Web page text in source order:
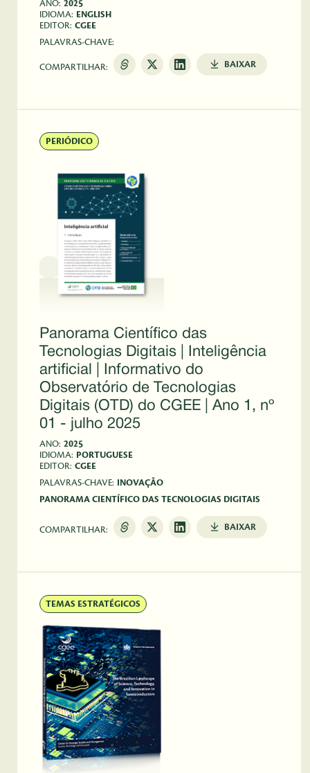
ANO: 2025
IDIOMA: ENGLISH
EDITOR: CGEE
PALAVRAS-CHAVE:
COMPARTILHAR: BAIXAR
PERIÓDICO
Panorama Científico das
Tecnologias Digitais | Inteligência
artificial | Informativo do
Observatório de Tecnologias
Digitais (OTD) do CGEE | Ano 1, nº
01 - julho 2025
ANO: 2025
IDIOMA: PORTUGUESE
EDITOR: CGEE
PALAVRAS-CHAVE:
INOVAÇÃO
PANORAMA CIENTÍFICO DAS TECNOLOGIAS DIGITAIS
COMPARTILHAR: BAIXAR
TEMAS ESTRATÉGICOS